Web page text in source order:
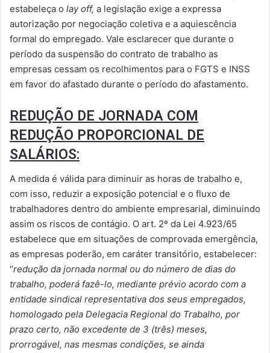
estabeleça o lay off, a legislação exige a expressa
autorização por negociação coletiva e a aquiescência
formal do empregado. Vale esclarecer que durante o
período da suspensão do contrato de trabalho as
empresas cessam os recolhimentos para o FGTS e INSS
em favor do afastado durante o período do afastamento.
REDUÇÃO DE JORNADA COM
REDUÇÃO PROPORCIONAL DE
SALÁRIOS:
A medida é válida para diminuir as horas de trabalho e,
com isso, reduzir a exposição potencial e o fluxo de
trabalhadores dentro do ambiente empresarial, diminuindo
assim os riscos de contágio. O art. 2º da Lei 4.923/65
estabelece que em situações de comprovada emergência,
as empresas poderão, em caráter transitório, estabelecer:
“redução da jornada normal ou do número de dias do
trabalho, poderá fazê-lo, mediante prévio acordo com a
entidade sindical representativa dos seus empregados,
homologado pela Delegacia Regional do Trabalho, por
prazo certo, não excedente de 3 (três) meses,
prorrogável, nas mesmas condições, se ainda